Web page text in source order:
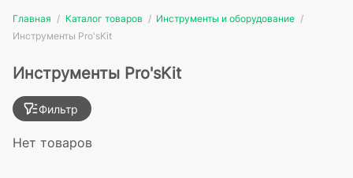
Главная Каталог товаров
Инструменты и оборудование
Инструменты Pro'sKit
Инструменты Pro'sKit
Фильтр
Нет товаров